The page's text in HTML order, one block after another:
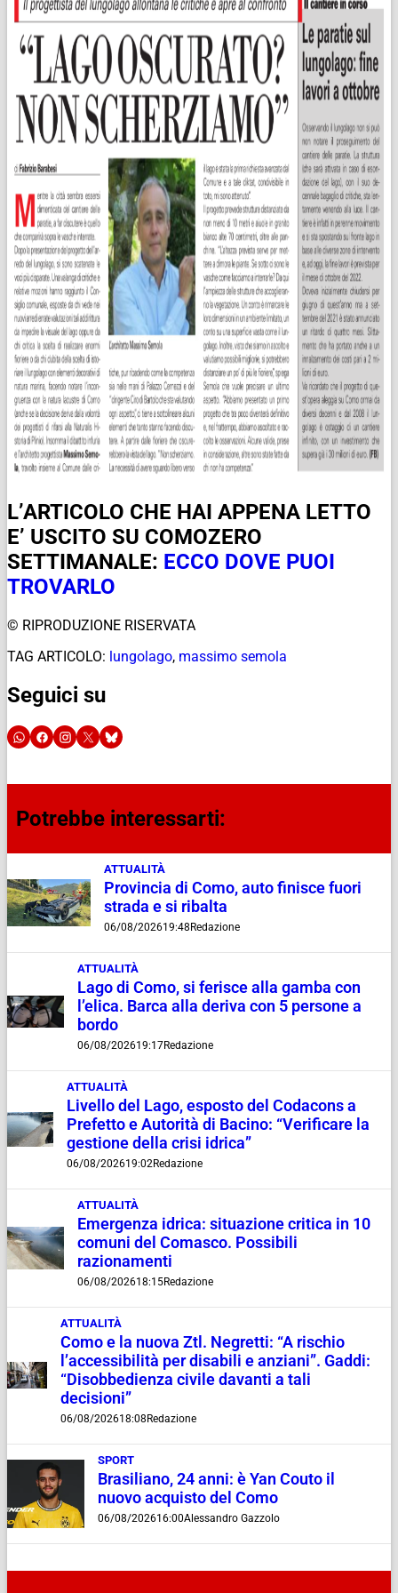
L’ARTICOLO CHE HAI APPENA LETTO
E’ USCITO SU COMOZERO
SETTIMANALE: ECCO DOVE PUOI
TROVARLO
© RIPRODUZIONE RISERVATA
TAG ARTICOLO: lungolago, massimo semola
Seguici su
Potrebbe interessarti:
ATTUALITÀ
Provincia di Como, auto finisce fuori
strada e si ribalta
06/08/202619:48 Redazione
ATTUALITÀ
Lago di Como, si ferisce alla gamba con
l’elica. Barca alla deriva con 5 persone a
bordo
06/08/202619:17Redazione
ATTUALITÀ
Livello del Lago, esposto del Codacons a
Prefetto e Autorità di Bacino: “Verificare la
gestione della crisi idrica”
06/08/202619:02Redazione
ATTUALITÀ
Emergenza idrica: situazione critica in 10
comuni del Comasco. Possibili
razionamenti
06/08/202618:15Redazione
ATTUALITÀ
Como e la nuova Ztl. Negretti: “A rischio
l’accessibilità per disabili e anziani”. Gaddi:
“Disobbedienza civile davanti a tali
decisioni”
06/08/202618:08 Redazione
SPORT
Brasiliano, 24 anni: è Yan Couto il
nuovo acquisto del Como
06/08/202616:00Alessandro Gazzolo